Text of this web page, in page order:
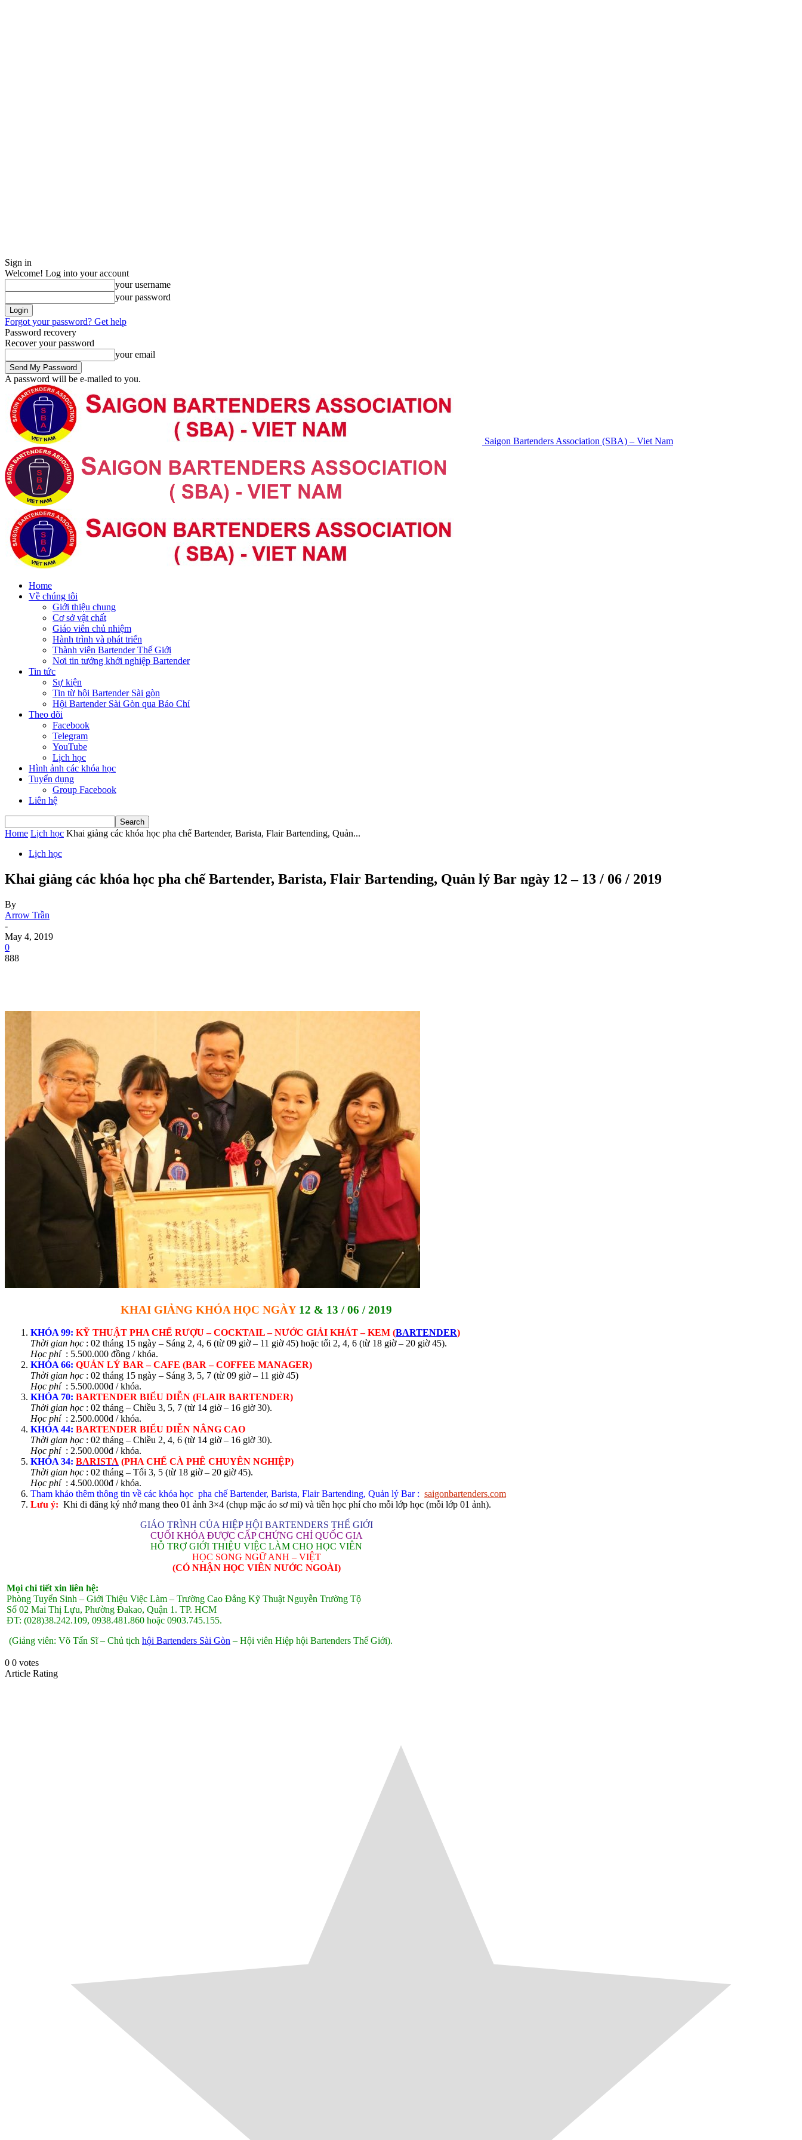
Sign in
Welcome! Log into your account
your username
your password
Forgot your password? Get help
Password recovery
Recover your password
your email
A password will be e-mailed to you.
Saigon Bartenders Association (SBA) – Viet Nam
Home
Về chúng tôi
Giới thiệu chung
Cơ sở vật chất
Giáo viên chủ nhiệm
Hành trình và phát triển
Thành viên Bartender Thế Giới
Nơi tin tưởng khởi nghiệp Bartender
Tin tức
Sự kiện
Tin từ hội Bartender Sài gòn
Hội Bartender Sài Gòn qua Báo Chí
Theo dõi
Facebook
Telegram
YouTube
Lịch học
Hình ảnh các khóa học
Tuyển dụng
Group Facebook
Liên hệ
Home Lịch học Khai giảng các khóa học pha chế Bartender, Barista, Flair Bartending, Quản...
Lịch học
Khai giảng các khóa học pha chế Bartender, Barista, Flair Bartending, Quản lý Bar ngày 12 – 13 / 06 / 2019
By
Arrow Trần
-
May 4, 2019
0
888
KHAI GIẢNG KHÓA HỌC NGÀY 12 & 13 / 06 / 2019
KHÓA 99: KỸ THUẬT PHA CHẾ RƯỢU – COCKTAIL – NƯỚC GIẢI KHÁT – KEM (BARTENDER)
Thời gian học : 02 tháng 15 ngày – Sáng 2, 4, 6 (từ 09 giờ – 11 giờ 45) hoặc tối 2, 4, 6 (từ 18 giờ – 20 giờ 45).
Học phí : 5.500.000 đồng / khóa.
KHÓA 66: QUẢN LÝ BAR – CAFE (BAR – COFFEE MANAGER)
Thời gian học : 02 tháng 15 ngày – Sáng 3, 5, 7 (từ 09 giờ – 11 giờ 45)
Học phí : 5.500.000đ / khóa.
KHÓA 70: BARTENDER BIỂU DIỄN (FLAIR BARTENDER)
Thời gian học : 02 tháng – Chiều 3, 5, 7 (từ 14 giờ – 16 giờ 30).
Học phí : 2.500.000đ / khóa.
KHÓA 44: BARTENDER BIỂU DIỄN NÂNG CAO
Thời gian học : 02 tháng – Chiều 2, 4, 6 (từ 14 giờ – 16 giờ 30).
Học phí : 2.500.000đ / khóa.
KHÓA 34: BARISTA (PHA CHẾ CÀ PHÊ CHUYÊN NGHIỆP)
Thời gian học : 02 tháng – Tối 3, 5 (từ 18 giờ – 20 giờ 45).
Học phí : 4.500.000đ / khóa.
Tham khảo thêm thông tin về các khóa học pha chế Bartender, Barista, Flair Bartending, Quản lý Bar : saigonbartenders.com
Lưu ý: Khi đi đăng ký nhớ mang theo 01 ảnh 3×4 (chụp mặc áo sơ mi) và tiền học phí cho mỗi lớp học (mỗi lớp 01 ảnh).
GIÁO TRÌNH CỦA HIỆP HỘI BARTENDERS THẾ GIỚI
CUỐI KHÓA ĐƯỢC CẤP CHỨNG CHỈ QUỐC GIA
HỖ TRỢ GIỚI THIỆU VIỆC LÀM CHO HỌC VIÊN
HỌC SONG NGỮ ANH – VIỆT
(CÓ NHẬN HỌC VIÊN NƯỚC NGOÀI)
Mọi chi tiết xin liên hệ:
Phòng Tuyển Sinh – Giới Thiệu Việc Làm – Trường Cao Đẳng Kỹ Thuật Nguyễn Trường Tộ
Số 02 Mai Thị Lựu, Phường Đakao, Quận 1. TP. HCM
ĐT: (028)38.242.109, 0938.481.860 hoặc 0903.745.155.
(Giảng viên: Võ Tấn Sĩ – Chủ tịch hội Bartenders Sài Gòn – Hội viên Hiệp hội Bartenders Thế Giới).
0 0 votes
Article Rating